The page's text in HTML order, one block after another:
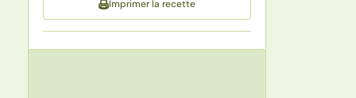
Imprimer la recette